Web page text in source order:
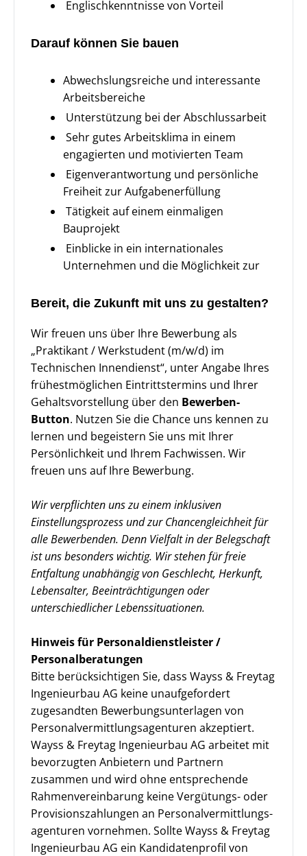
Englischkenntnisse von Vorteil
Darauf können Sie bauen
Abwechslungsreiche und interessante
Arbeitsbereiche
Unterstützung bei der Abschlussarbeit
Sehr gutes Arbeitsklima in einem
engagierten und motivierten Team
Eigenverantwortung und persönliche
Freiheit zur Aufgabenerfüllung
Tätigkeit auf einem einmaligen
Bauprojekt
Einblicke in ein internationales
Unternehmen und die Möglichkeit zur
Bereit, die Zukunft mit uns zu gestalten?
Wir freuen uns über Ihre Bewerbung als
„Praktikant / Werkstudent (m/w/d) im
Technischen Innendienst“, unter Angabe Ihres
frühestmöglichen Eintrittstermins und Ihrer
Gehaltsvorstellung über den Bewerben-
Button. Nutzen Sie die Chance uns kennen zu
lernen und begeistern Sie uns mit Ihrer
Persönlichkeit und Ihrem Fachwissen. Wir
freuen uns auf Ihre Bewerbung.
Wir verpflichten uns zu einem inklusiven
Einstellungsprozess und zur Chancengleichheit für
alle Bewerbenden. Denn Vielfalt in der Belegschaft
ist uns besonders wichtig. Wir stehen für freie
Entfaltung unabhängig von Geschlecht, Herkunft,
Lebensalter, Beeinträchtigungen oder
unterschiedlicher Lebenssituationen.
Hinweis für Personaldienstleister /
Personalberatungen
Bitte berücksichtigen Sie, dass Wayss & Freytag
Ingenieurbau AG keine unaufgefordert
zugesandten Bewerbungsunterlagen von
Personalvermittlungsagenturen akzeptiert.
Wayss & Freytag Ingenieurbau AG arbeitet mit
bevorzugten Anbietern und Partnern
zusammen und wird ohne entsprechende
Rahmenvereinbarung keine Vergütungs- oder
Provisionszahlungen an Personal­vermittlungs­
agenturen vornehmen. Sollte Wayss & Freytag
Ingenieurbau AG ein Kandidatenprofil von